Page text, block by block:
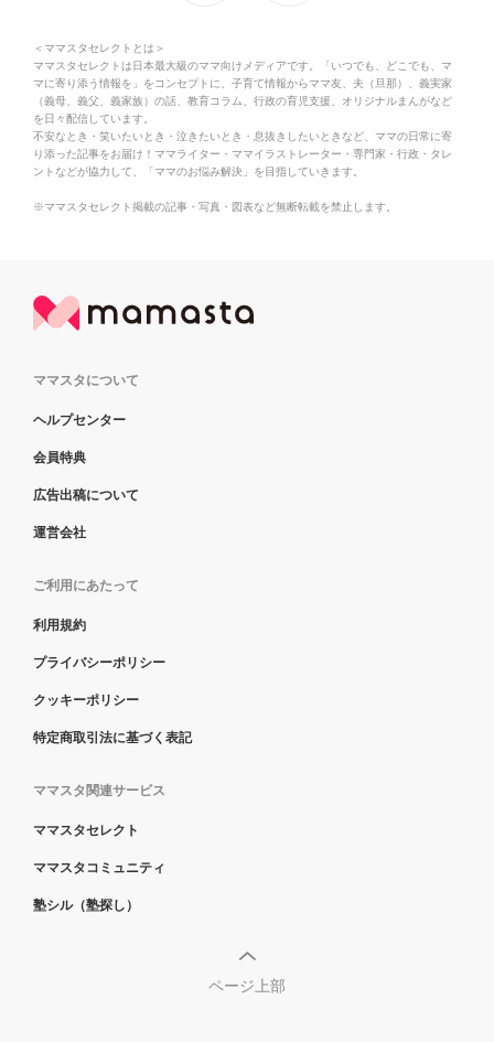
＜ママスタセレクトとは＞
ママスタセレクトは日本最大級のママ向けメディアです。「いつでも、どこでも、マ
マに寄り添う情報を」をコンセプトに、子育て情報からママ友、夫（旦那）、義実家
（義母、義父、義家族）の話、教育コラム、行政の育児支援、オリジナルまんがなど
を日々配信しています。
不安なとき・笑いたいとき・泣きたいとき・息抜きしたいときなど、ママの日常に寄
り添った記事をお届け！ママライター・ママイラストレーター・専門家・行政・タレ
ントなどが協力して、「ママのお悩み解決」を目指していきます。
※ママスタセレクト掲載の記事・写真・図表など無断転載を禁止します。
ママスタについて
ヘルプセンター
会員特典
広告出稿について
運営会社
ご利用にあたって
利用規約
プライバシーポリシー
クッキーポリシー
特定商取引法に基づく表記
ママスタ関連サービス
ママスタセレクト
ママスタコミュニティ
塾シル（塾探し）
ページ上部